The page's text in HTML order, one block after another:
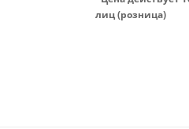
лиц (розница)